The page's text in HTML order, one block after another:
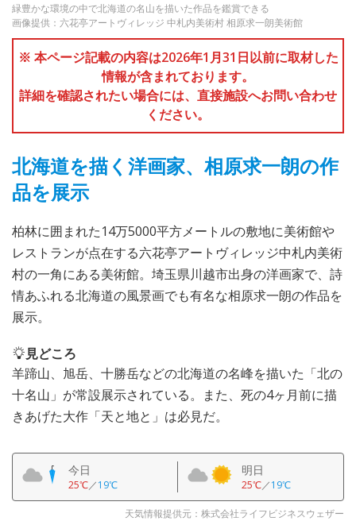
緑豊かな環境の中で北海道の名山を描いた作品を鑑賞できる
画像提供：六花亭アートヴィレッジ 中札内美術村 相原求一朗美術館
※ 本ページ記載の内容は2026年1月31日以前に取材した
情報が含まれております。
詳細を確認されたい場合には、直接施設へお問い合わせ
ください。
北海道を描く洋画家、相原求一朗の作
品を展示
柏林に囲まれた14万5000平方メートルの敷地に美術館や
レストランが点在する六花亭アートヴィレッジ中札内美術
村の一角にある美術館。埼玉県川越市出身の洋画家で、詩
情あふれる北海道の風景画でも有名な相原求一朗の作品を
展示。
見どころ
羊蹄山、旭岳、十勝岳などの北海道の名峰を描いた「北の
十名山」が常設展示されている。また、死の4ヶ月前に描
きあげた大作「天と地と」は必見だ。
今日
25℃／19℃
明日
25℃／19℃
天気情報提供元：株式会社ライフビジネスウェザー